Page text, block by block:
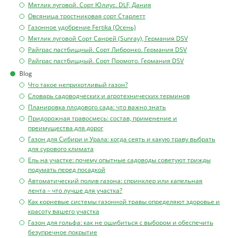
Мятлик луговой. Сорт Юлиус. DLF, Дания
Овсяница тростниковая сорт Старлетт
Газонное удобрение Fertika (Осень)
Мятлик луговой Сорт Санрей (Sunray), Германия DSV
Райграс пастбищный. Сорт Либронко. Германия DSV
Райграс пастбищный. Сорт Промото. Германия DSV
Blog
Что такое неприхотливый газон?
Словарь садоводческих и агротехнических терминов
Планировка плодового сада: что важно знать
Придорожная травосмесь: состав, применение и
преимущества для дорог
Газон для Сибири и Урала: когда сеять и какую траву выбрать
для сурового климата
Ель на участке: почему опытные садоводы советуют трижды
подумать перед посадкой
Автоматический полив газона: спринклер или капельная
лента – что лучше для участка?
Как корневые системы газонной травы определяют здоровье и
красоту вашего участка
Газон для гольфа: как не ошибиться с выбором и обеспечить
безупречное покрытие